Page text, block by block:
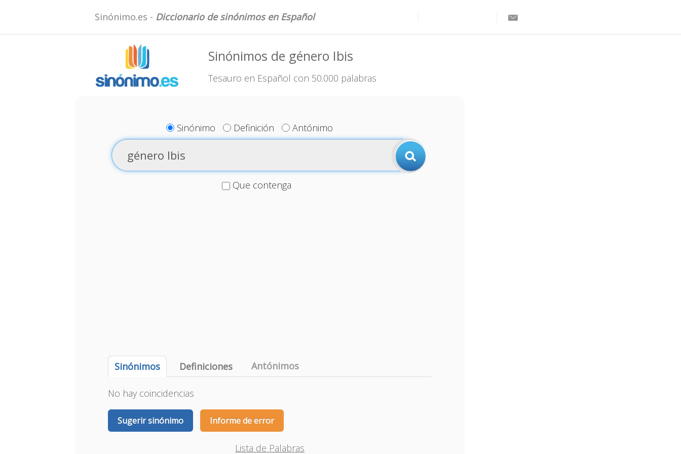
Sinónimo.es - Diccionario de sinónimos en Español
Sinónimos de género Ibis
Tesauro en Español con 50.000 palabras
Sinónimo Definición Antónimo
Que contenga
Sinónimos Definiciones Antónimos
No hay coincidencias
Sugerir sinónimo Informe de error
Lista de Palabras